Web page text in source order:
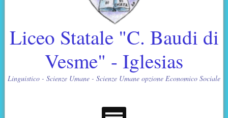
Liceo Statale "C. Baudi di
Vesme" - Iglesias
Linguistico - Scienze Umane - Scienze Umane opzione Economico Sociale